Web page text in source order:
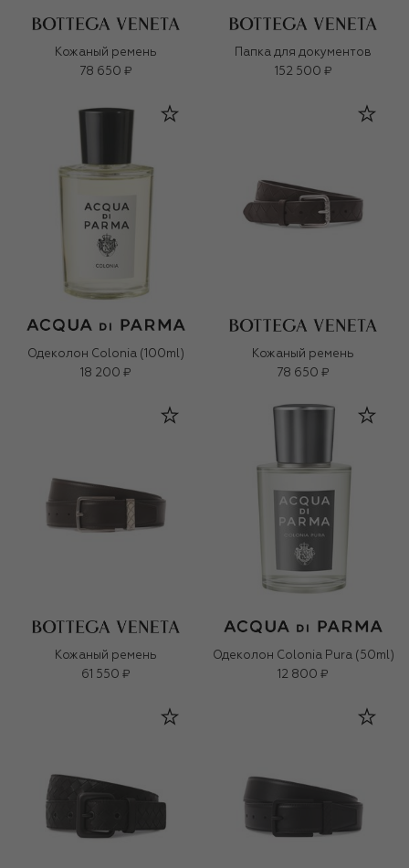
Кожаный ремень
78 650 ₽
Папка для документов
152 500 ₽
Одеколон Colonia (100ml)
18 200 ₽
Кожаный ремень
78 650 ₽
Кожаный ремень
61 550 ₽
Одеколон Colonia Pura (50ml)
12 800 ₽